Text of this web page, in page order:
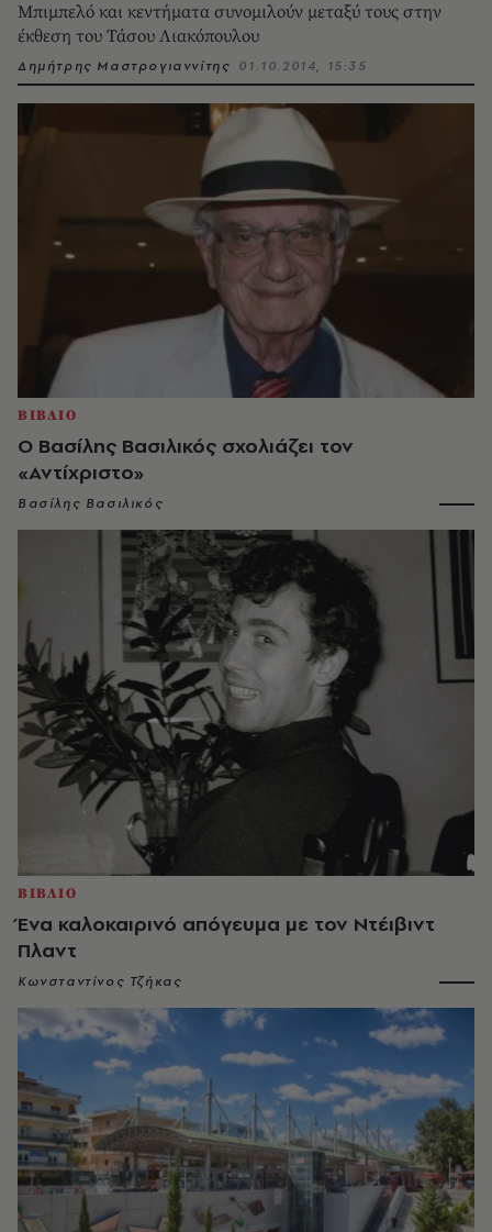
ΒΙΒΛΙΟ
Ο Βασίλης Βασιλικός σχολιάζει τον
«Αντίχριστο»
Βασίλης Βασιλικός
ΒΙΒΛΙΟ
Ένα καλοκαιρινό απόγευμα με τον Ντέιβιντ
Πλαντ
Κωνσταντίνος Τζήκας
Μπιμπελό και κεντήματα συνομιλούν μεταξύ τους στην
έκθεση του Τάσου Λιακόπουλου
Δημήτρης Μαστρογιαννίτης 01.10.2014, 15:35